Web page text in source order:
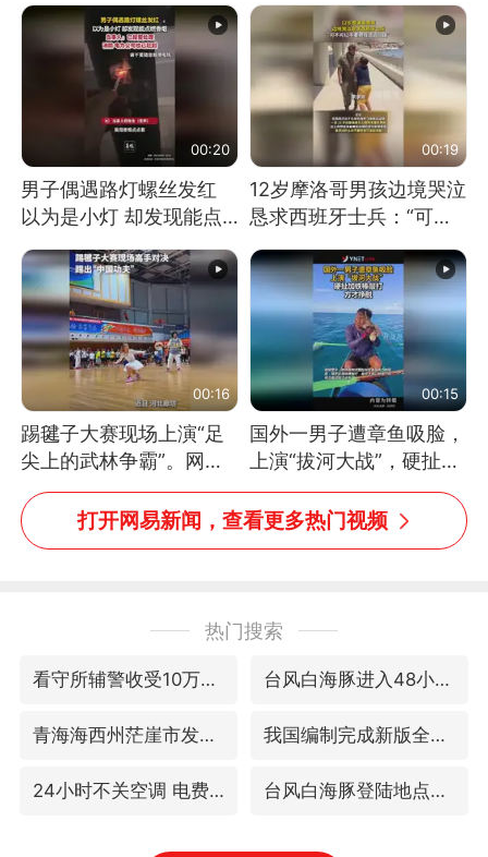
消息）
00:20
男子偶遇路灯螺丝发红
以为是小灯 却发现能点
处理
00:19
12岁摩洛哥男孩边境哭泣
恳求西班牙士兵：“可不
00:16
踢毽子大赛现场上演“足
尖上的武林争霸”。网
友：这哪是踢毽子，分明
是武侠片现场！#睡个好
觉
00:15
国外一男子遭章鱼吸脸，
上演“拔河大战”，硬扯加
铁棒敲打方才挣脱
打开网易新闻，查看更多热门视频
热门搜索
看守所辅警收受10万获刑1年 台风白海豚进入48小时警戒线
青海海西州茫崖市发生3.1级地震 我国编制完成新版全月地质图
24小时不关空调 电费会更低吗 台风白海豚登陆地点更新